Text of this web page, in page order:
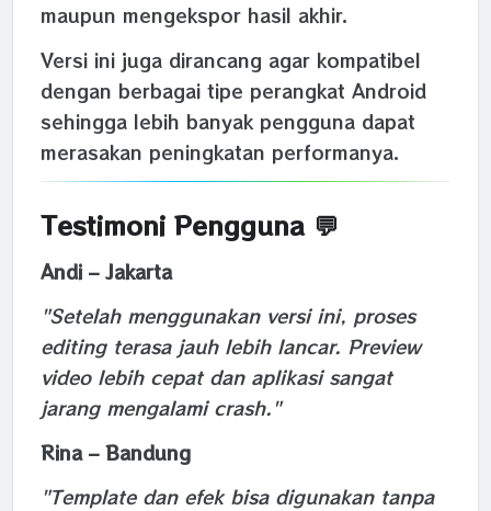
maupun mengekspor hasil akhir.
Versi ini juga dirancang agar kompatibel
dengan berbagai tipe perangkat Android
sehingga lebih banyak pengguna dapat
merasakan peningkatan performanya.
Testimoni Pengguna 💬
Andi – Jakarta
"Setelah menggunakan versi ini, proses
editing terasa jauh lebih lancar. Preview
video lebih cepat dan aplikasi sangat
jarang mengalami crash."
Rina – Bandung
"Template dan efek bisa digunakan tanpa